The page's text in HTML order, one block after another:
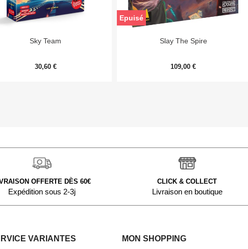
Aperçu rapide
Sky Team
30,60 €
Aperçu rapide
Slay The Spire
109,00 €
Epuisé
OFFERTE DÈS 60€
Expédition sous 2-3j
CLICK & COLLECT
Livraison en boutique
VARIANTES MON SHOPPING